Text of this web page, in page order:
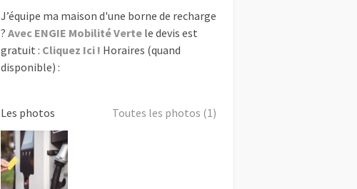
J’équipe ma maison d'une borne de recharge
? Avec ENGIE Mobilité Vertele devis est
gratuit : Cliquez Ici ! Horaires (quand
disponible) :
Les photos Toutes les photos (1)